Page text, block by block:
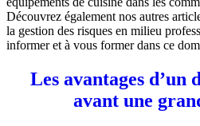
Découvrez également nos autres
la gestion des risques en milieu
informer et à vous former dans ce
Les avantages d’un
avant une